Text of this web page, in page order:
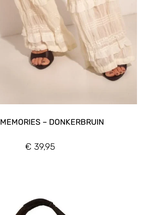
– DONKERBRUIN
€ 39,95